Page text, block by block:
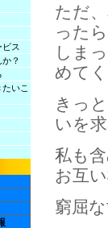
ス
？
いこ
ただ
った
しま
めて
きっ
いを
私も
お互
窮屈